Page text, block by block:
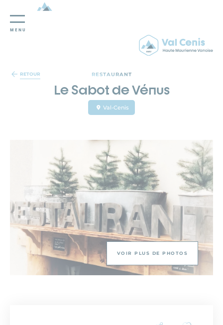
Panneau de gestion des cookies
MENU
RETOUR RESTAURANT
Le Sabot de Vénus
Val-Cenis
VOIR PLUS DE PHOTOS